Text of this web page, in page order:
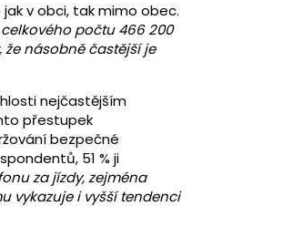
v obci, tak mimo obec.
počtu 466 200
násobně častější je
nejčastějším
přestupek
bezpečné
51 % ji
za jízdy, zejména
vykazuje i vyšší tendenci